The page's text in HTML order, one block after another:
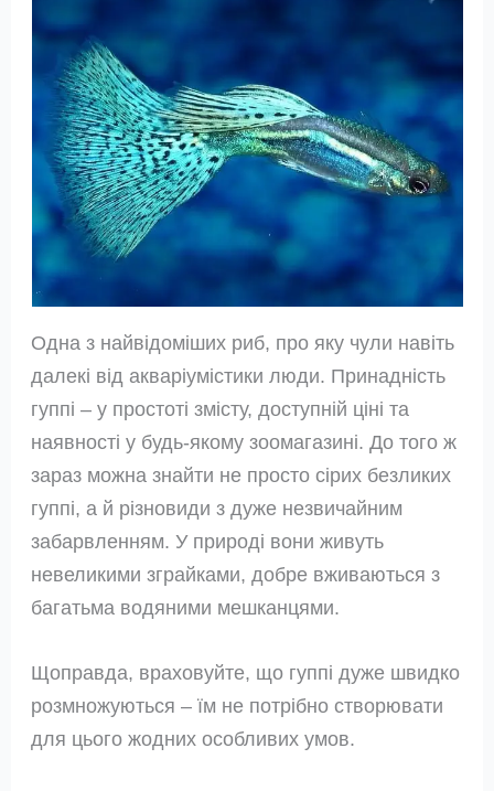
Одна з найвідоміших риб, про яку чули навіть
далекі від акваріумістики люди. Принадність
гуппі – у простоті змісту, доступній ціні та
наявності у будь-якому зоомагазині. До того ж
зараз можна знайти не просто сірих безликих
гуппі, а й різновиди з дуже незвичайним
забарвленням. У природі вони живуть
невеликими зграйками, добре вживаються з
багатьма водяними мешканцями.
Щоправда, враховуйте, що гуппі дуже швидко
розмножуються – їм не потрібно створювати
для цього жодних особливих умов.